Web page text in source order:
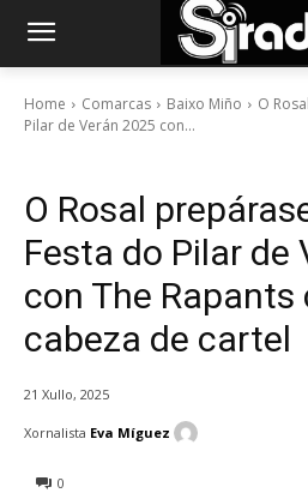
Home Comarcas Baixo Miño
O
Pilar de Verán 2025 con...
O Rosal
Festa do Pilar de
con The Rapants
cabeza de cartel
21 Xullo, 2025
0
Xornalista Eva Míguez